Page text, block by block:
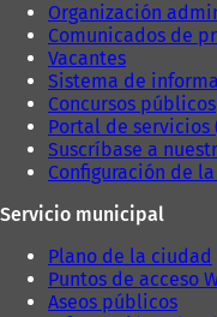
Organización
Comunicados de
Vacantes
Sistema de
Concursos públicos
Portal de
Suscríbase a
Configuración de
Servicio municipal
Plano de la ciudad
Puntos de acceso
Aseos públicos